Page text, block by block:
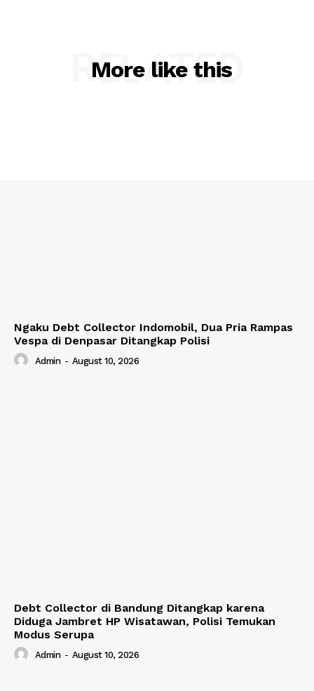
More like this
RELATED
Ngaku Debt Collector Indomobil, Dua Pria Rampas
Vespa di Denpasar Ditangkap Polisi
Admin - August 10, 2026
Debt Collector di Bandung Ditangkap karena
Diduga Jambret HP Wisatawan, Polisi Temukan
Modus Serupa
Admin - August 10, 2026